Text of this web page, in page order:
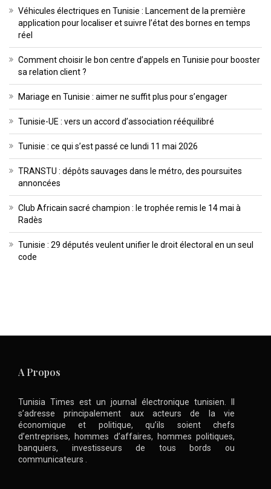
Véhicules électriques en Tunisie : Lancement de la première
application pour localiser et suivre l’état des bornes en temps
réel
Comment choisir le bon centre d’appels en Tunisie pour booster
sa relation client ?
Mariage en Tunisie : aimer ne suffit plus pour s’engager
Tunisie-UE : vers un accord d’association rééquilibré
Tunisie : ce qui s’est passé ce lundi 11 mai 2026
TRANSTU : dépôts sauvages dans le métro, des poursuites
annoncées
Club Africain sacré champion : le trophée remis le 14 mai à
Radès
Tunisie : 29 députés veulent unifier le droit électoral en un seul
code
A Propos
Tunisia Times est un journal électronique tunisien. Il
s’adresse principalement aux acteurs de la vie
économique et politique, qu’ils soient chefs
d’entreprises, hommes d’affaires, hommes politiques,
banquiers, investisseurs de tous bords ou
communicateurs .